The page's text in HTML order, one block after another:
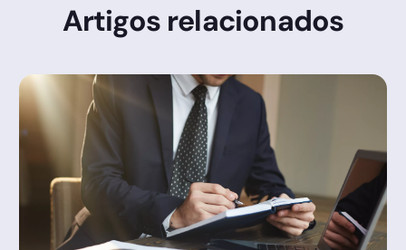
Artigos relacionados